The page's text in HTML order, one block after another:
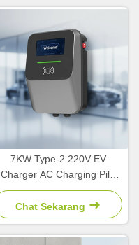
7KW Type-2 220V EV
Charger AC Charging Pile
dengan kabel senapan 5
meter untuk penggunaan
rumah tangga
Chat Sekarang